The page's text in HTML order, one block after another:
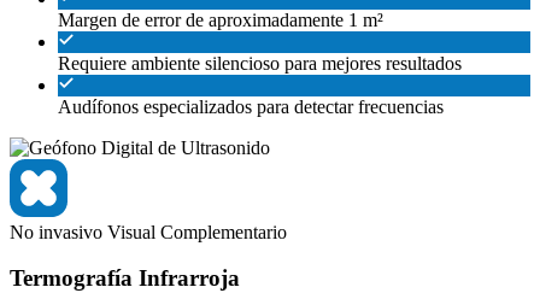
Margen de error de aproximadamente 1 m²
Requiere ambiente silencioso para mejores resultados
Audífonos especializados para detectar frecuencias
No invasivo Visual Complementario
Termografía Infrarroja